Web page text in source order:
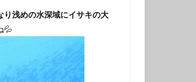
り浅めの水深域にイサキの大
💦